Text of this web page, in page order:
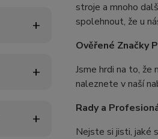
stroje a mnoho
spolehnout, že u
Ověřené Značky
Jsme hrdi na to,
naleznete v naší
Rady a
Nejste si jisti, jaké